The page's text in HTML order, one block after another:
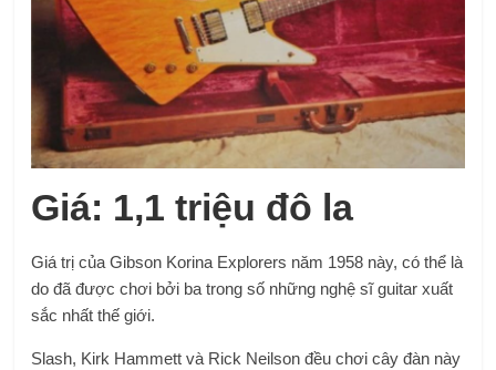
Giá: 1,1 triệu đô la
Giá trị của Gibson Korina Explorers năm 1958 này, có thể là
do đã được chơi bởi ba trong số những nghệ sĩ guitar xuất
sắc nhất thế giới.
Slash, Kirk Hammett và Rick Neilson đều chơi cây đàn này